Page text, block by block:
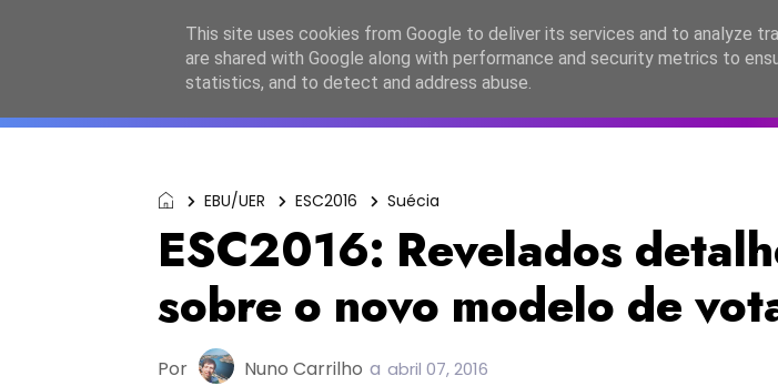
ESC2027 JESC2026 FC2026 EASC2026 PORTUGAL
EBU/UER ESC2016 Suécia
ESC2016: Revelados
sobre o novo modelo de
Por Nuno Carrilho a abril 07, 2016
This site uses cookies from Google to deliver its services and to analyze
are shared with Google along with performance and security metrics to
statistics, and to detect and address abuse.